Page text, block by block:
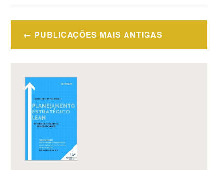
E
QUANDO
Navegação
por
PUBLICAÇÕES MAIS ANTIGAS